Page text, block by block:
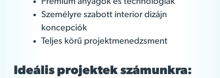
Prémium anyagok és technológiák
Személyre szabott interior dizájn
koncepciók
Teljes körű projektmenedzsment
Ideális projektek számunkra: